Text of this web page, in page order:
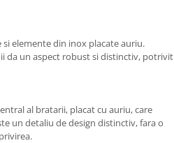
elemente din inox placate auriu.
da un aspect robust si distinctiv, potrivit
al bratarii, placat cu auriu, care
un detaliu de design distinctiv, fara o